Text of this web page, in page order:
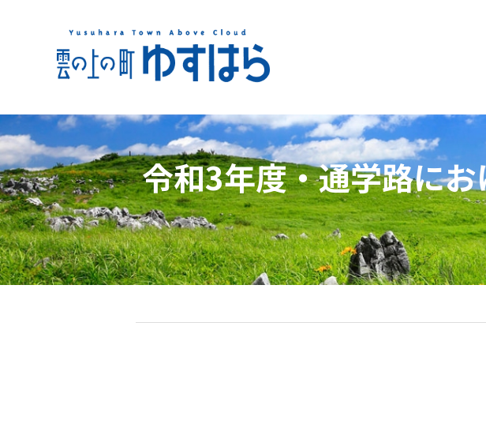
令和3年度・通学路に